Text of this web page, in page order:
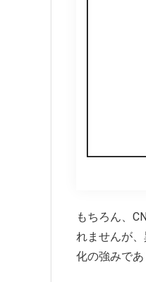
もちろん、
れませんが
化の強みで